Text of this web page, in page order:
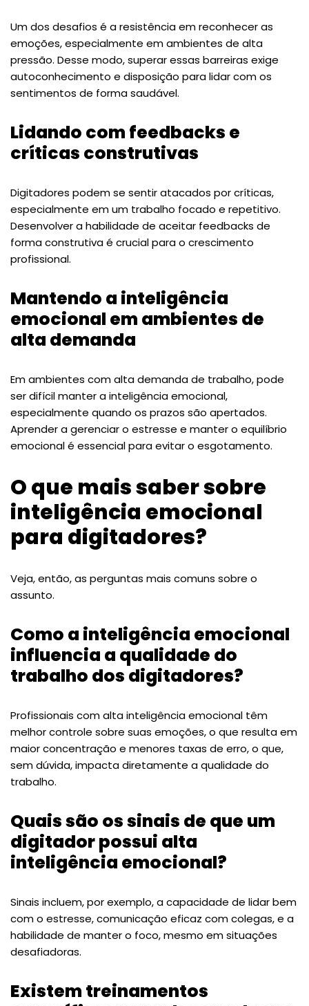
Um dos desafios é a resistência em reconhecer as
emoções, especialmente em ambientes de alta
pressão. Desse modo, superar essas barreiras exige
autoconhecimento e disposição para lidar com os
sentimentos de forma saudável.
Lidando com feedbacks e
críticas construtivas
Digitadores podem se sentir atacados por críticas,
especialmente em um trabalho focado e repetitivo.
Desenvolver a habilidade de aceitar feedbacks de
forma construtiva é crucial para o crescimento
profissional.
Mantendo a inteligência
emocional em ambientes de
alta demanda
Em ambientes com alta demanda de trabalho, pode
ser difícil manter a inteligência emocional,
especialmente quando os prazos são apertados.
Aprender a gerenciar o estresse e manter o equilíbrio
emocional é essencial para evitar o esgotamento.
O que mais saber sobre
inteligência emocional
para digitadores?
Veja, então, as perguntas mais comuns sobre o
assunto.
Como a inteligência emocional
influencia a qualidade do
trabalho dos digitadores?
Profissionais com alta inteligência emocional têm
melhor controle sobre suas emoções, o que resulta em
maior concentração e menores taxas de erro, o que,
sem dúvida, impacta diretamente a qualidade do
trabalho.
Quais são os sinais de que um
digitador possui alta
inteligência emocional?
Sinais incluem, por exemplo, a capacidade de lidar bem
com o estresse, comunicação eficaz com colegas, e a
habilidade de manter o foco, mesmo em situações
desafiadoras.
Existem treinamentos